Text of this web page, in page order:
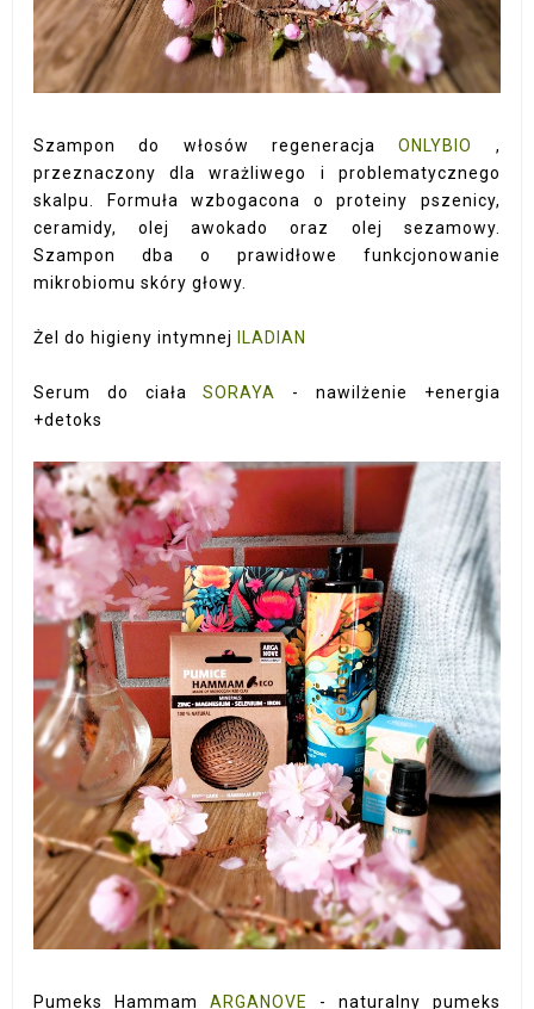
Szampon do włosów regeneracjaONLYBIO ,
przeznaczony dla wrażliwego i problematycznego
skalpu. Formuła wzbogacona o proteiny pszenicy,
ceramidy, olej awokado oraz olej sezamowy.
Szampon dba o prawidłowe funkcjonowanie
mikrobiomu skóry głowy.
Żel do higieny intymnej ILADIAN
Serum do ciałaSORAYA - nawilżenie +energia
+detoks
Pumeks Hammam ARGANOVE - naturalny pumeks